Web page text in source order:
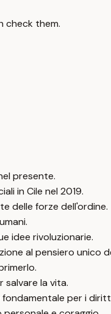
check them.
presente.
in Cile nel 2019.
delle forze dell'ordine.
idee rivoluzionarie.
al pensiero unico
salvare la vita.
per i